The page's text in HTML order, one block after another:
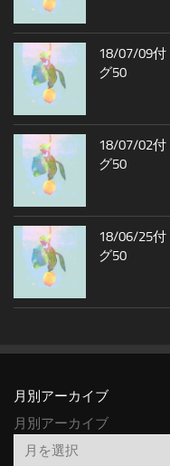
18/07/09
グ50
18/07/02
グ50
18/06/25
グ50
月別アーカイブ
月別アーカイブ